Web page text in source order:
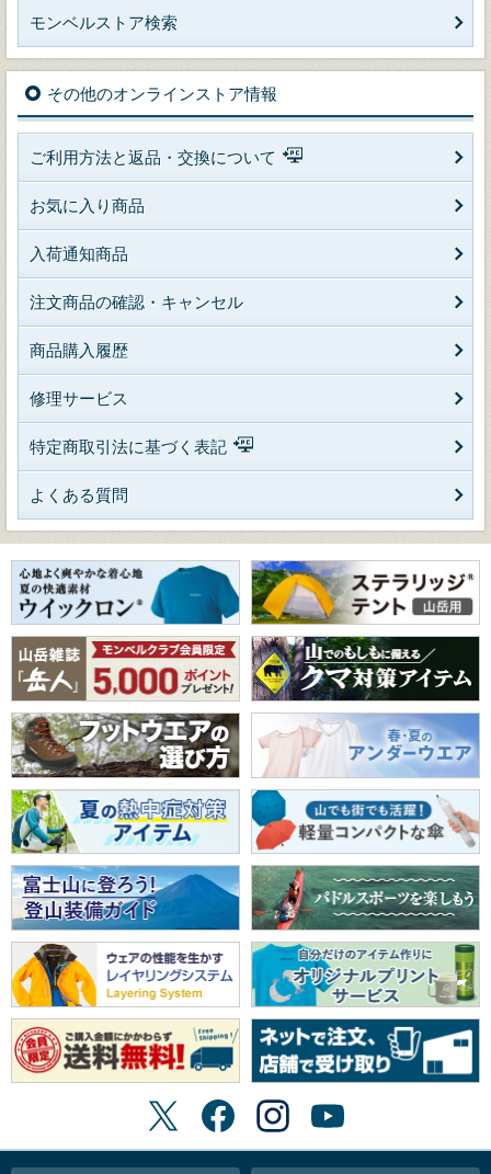
モンベルストア検索
その他のオンラインストア情報
ご利用方法と返品・交換について
お気に入り商品
入荷通知商品
注文商品の確認・キャンセル
商品購入履歴
修理サービス
特定商取引法に基づく表記
よくある質問